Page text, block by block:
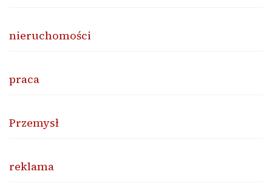
nieruchomości
praca
Przemysł
reklama